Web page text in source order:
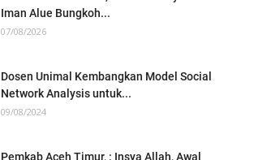
Iman Alue Bungkoh...
07/08/2026
Dosen Unimal Kembangkan Model Social
Network Analysis untuk...
09/08/2024
Pemkab Aceh Timur, : Insya Allah, Awal